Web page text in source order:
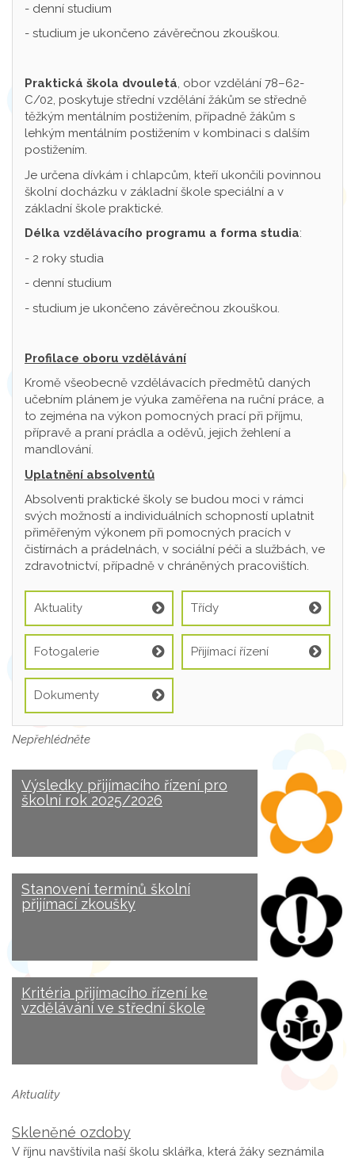
- denní studium
- studium je ukončeno závěrečnou zkouškou.
Praktická škola dvouletá, obor vzdělání 78–62-
C/02, poskytuje střední vzdělání žákům se středně
těžkým mentálním postižením, případně žákům s
lehkým mentálním postižením v kombinaci s dalším
postižením.
Je určena dívkám i chlapcům, kteří ukončili povinnou
školní docházku v základní škole speciální a v
základní škole praktické.
Délka vzdělávacího programu a forma studia:
- 2 roky studia
- denní studium
- studium je ukončeno závěrečnou zkouškou.
Profilace oboru vzdělávání
Kromě všeobecně vzdělávacích předmětů daných
učebním plánem je výuka zaměřena na ruční práce, a
to zejména na výkon pomocných prací při příjmu,
přípravě a praní prádla a oděvů, jejich žehlení a
mandlování.
Uplatnění absolventů
Absolventi praktické školy se budou moci v rámci
svých možností a individuálních schopností uplatnit
přiměřeným výkonem při pomocných pracích v
čistírnách a prádelnách, v sociální péči a službách, ve
zdravotnictví, případně v chráněných pracovištích.
Aktuality Třídy
Fotogalerie Přijímací řízení
Dokumenty
Nepřehlédněte
Výsledky přijímacího řízení pro
školní rok 2025/2026
Stanovení termínů školní
přijímací zkoušky
Kritéria přijímacího řízení ke
vzdělávání ve střední škole
Aktuality
Skleněné ozdoby
V říjnu navštívila naší školu sklářka, která žáky seznámila